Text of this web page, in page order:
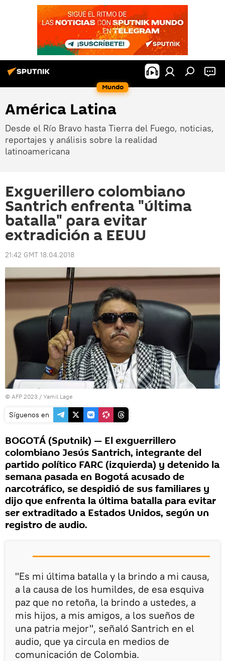
Mundo
América Latina
Desde el Río Bravo hasta Tierra del Fuego, noticias,
reportajes y análisis sobre la realidad
latinoamericana
Exguerillero colombiano
Santrich enfrenta "última
batalla" para evitar
extradición a EEUU
21:42 GMT 18.04.2018
© AFP 2023 / Yamil Lage
Síguenos en
BOGOTÁ (Sputnik) — El exguerrillero
colombiano Jesús Santrich, integrante del
partido político FARC (izquierda) y detenido la
semana pasada en Bogotá acusado de
narcotráfico, se despidió de sus familiares y
dijo que enfrenta la última batalla para evitar
ser extraditado a Estados Unidos, según un
registro de audio.
"Es mi última batalla y la brindo a mi causa,
a la causa de los humildes, de esa esquiva
paz que no retoña, la brindo a ustedes, a
mis hijos, a mis amigos, a los sueños de
una patria mejor", señaló Santrich en el
audio, que ya circula en medios de
comunicación de Colombia.